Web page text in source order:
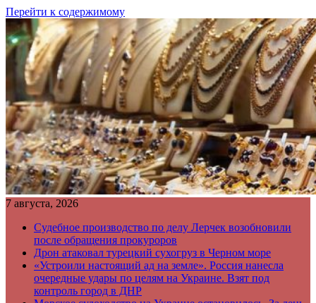
Перейти к содержимому
7 августа, 2026
Судебное производство по делу Лерчек возобновили
после обращения прокуроров
Дрон атаковал турецкий сухогруз в Черном море
«Устроили настоящий ад на земле». Россия нанесла
очередные удары по целям на Украине. Взят под
контроль город в ДНР